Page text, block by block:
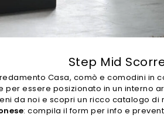
Step Mid
Casa, comò e comodini
essere posizionato in un
da noi e scopri un ricco catalogo
: compila il form per info e